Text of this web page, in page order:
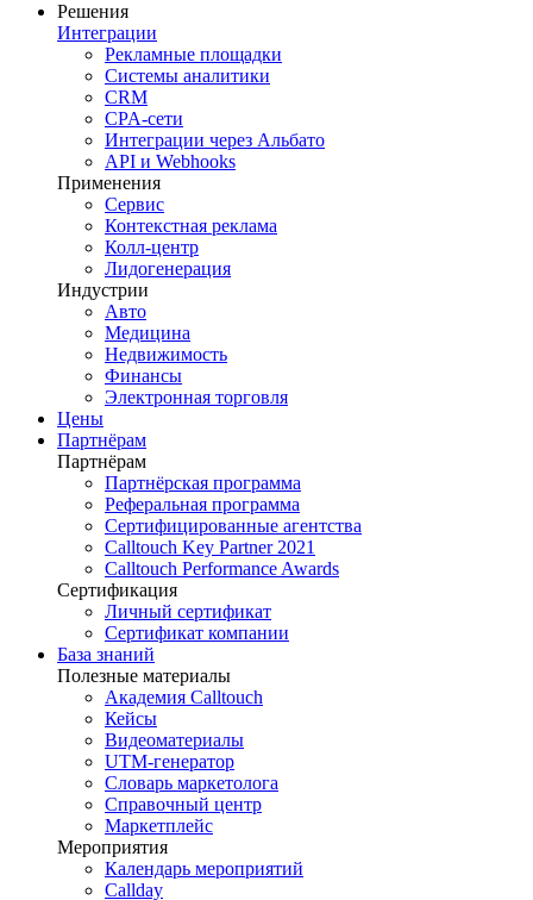
Решения
Интеграции
Рекламные площадки
Системы аналитики
CRM
CPA-сети
Интеграции через Альбато
API и Webhooks
Применения
Сервис
Контекстная реклама
Колл-центр
Лидогенерация
Индустрии
Авто
Медицина
Недвижимость
Финансы
Электронная торговля
Цены
Партнёрам
Партнёрам
Партнёрская программа
Реферальная программа
Сертифицированные агентства
Calltouch Key Partner 2021
Calltouch Performance Awards
Сертификация
Личный сертификат
Сертификат компании
База знаний
Полезные материалы
Академия Calltouch
Кейсы
Видеоматериалы
UTM-генератор
Словарь маркетолога
Справочный центр
Маркетплейс
Мероприятия
Календарь мероприятий
Callday